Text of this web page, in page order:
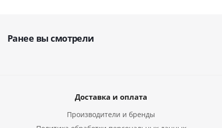
Ранее вы смотрели
Доставка и оплата
Производители и бренды